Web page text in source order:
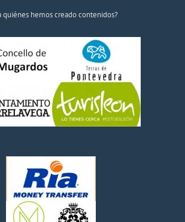
quiénes hemos creado contenidos?